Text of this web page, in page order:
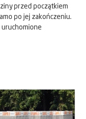
przed początkiem
po jej zakończeniu.
uruchomione